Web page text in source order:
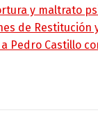
y maltrato
de Restitución
Pedro Castillo